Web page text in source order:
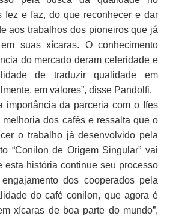
fez e faz, do que reconhecer e dar
aos trabalhos dos pioneiros que já
suas xícaras. O conhecimento
do mercado deram celeridade e
de traduzir qualidade em
em valores”, disse Pandolfi.
importância da parceria com o Ifes
melhoria dos cafés e ressalta que o
o trabalho já desenvolvido pela
“Conilon de Origem Singular” vai
esta história continue seu processo
dos cooperados pela
do café conilon, que agora é
xícaras de boa parte do mundo”,